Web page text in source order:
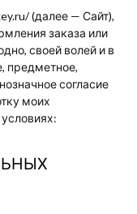
(далее — Сайт),
заказа или
своей волей и в
предметное,
согласие
моих